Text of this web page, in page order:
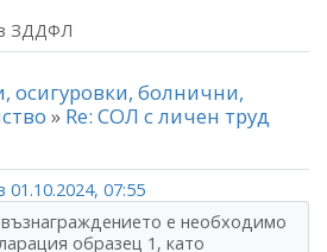
в ЗДДФЛ
осигуровки, болнични,
» Re: СОЛ с личен труд
07:55
е необходимо
образец 1, като